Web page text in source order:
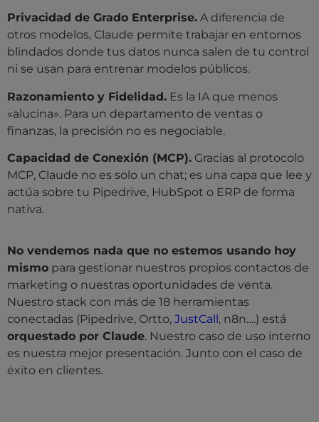
Privacidad de Grado Enterprise. A diferencia de
otros modelos, Claude permite trabajar en entornos
blindados donde tus datos nunca salen de tu control
ni se usan para entrenar modelos públicos.
Razonamiento y Fidelidad. Es la IA que menos
«alucina». Para un departamento de ventas o
finanzas, la precisión no es negociable.
Capacidad de Conexión (MCP). Gracias al protocolo
MCP, Claude no es solo un chat; es una capa que lee y
actúa sobre tu Pipedrive, HubSpot o ERP de forma
nativa.
No vendemos nada que no estemos usando hoy
mismo para gestionar nuestros propios contactos de
marketing o nuestras oportunidades de venta.
Nuestro stack con más de 18 herramientas
conectadas (Pipedrive, Ortto, JustCall , n8n….) está
orquestado por Claude. Nuestro caso de uso interno
es nuestra mejor presentación. Junto con el caso de
éxito en clientes.